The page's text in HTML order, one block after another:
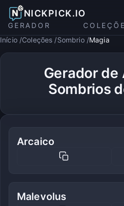
NICKPICK.IO
GERADOR
Início Coleções Sombrio Magia
Gerador de
Sombrios
Arcaico
Malevolus